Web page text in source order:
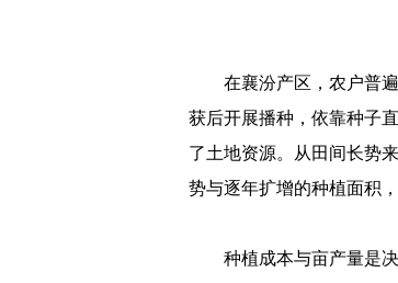
在襄汾产区，农户普
获后开展播种，依靠种子
了土地资源。从田间长势
势与逐年扩增的种植面积
种植成本与亩产量是